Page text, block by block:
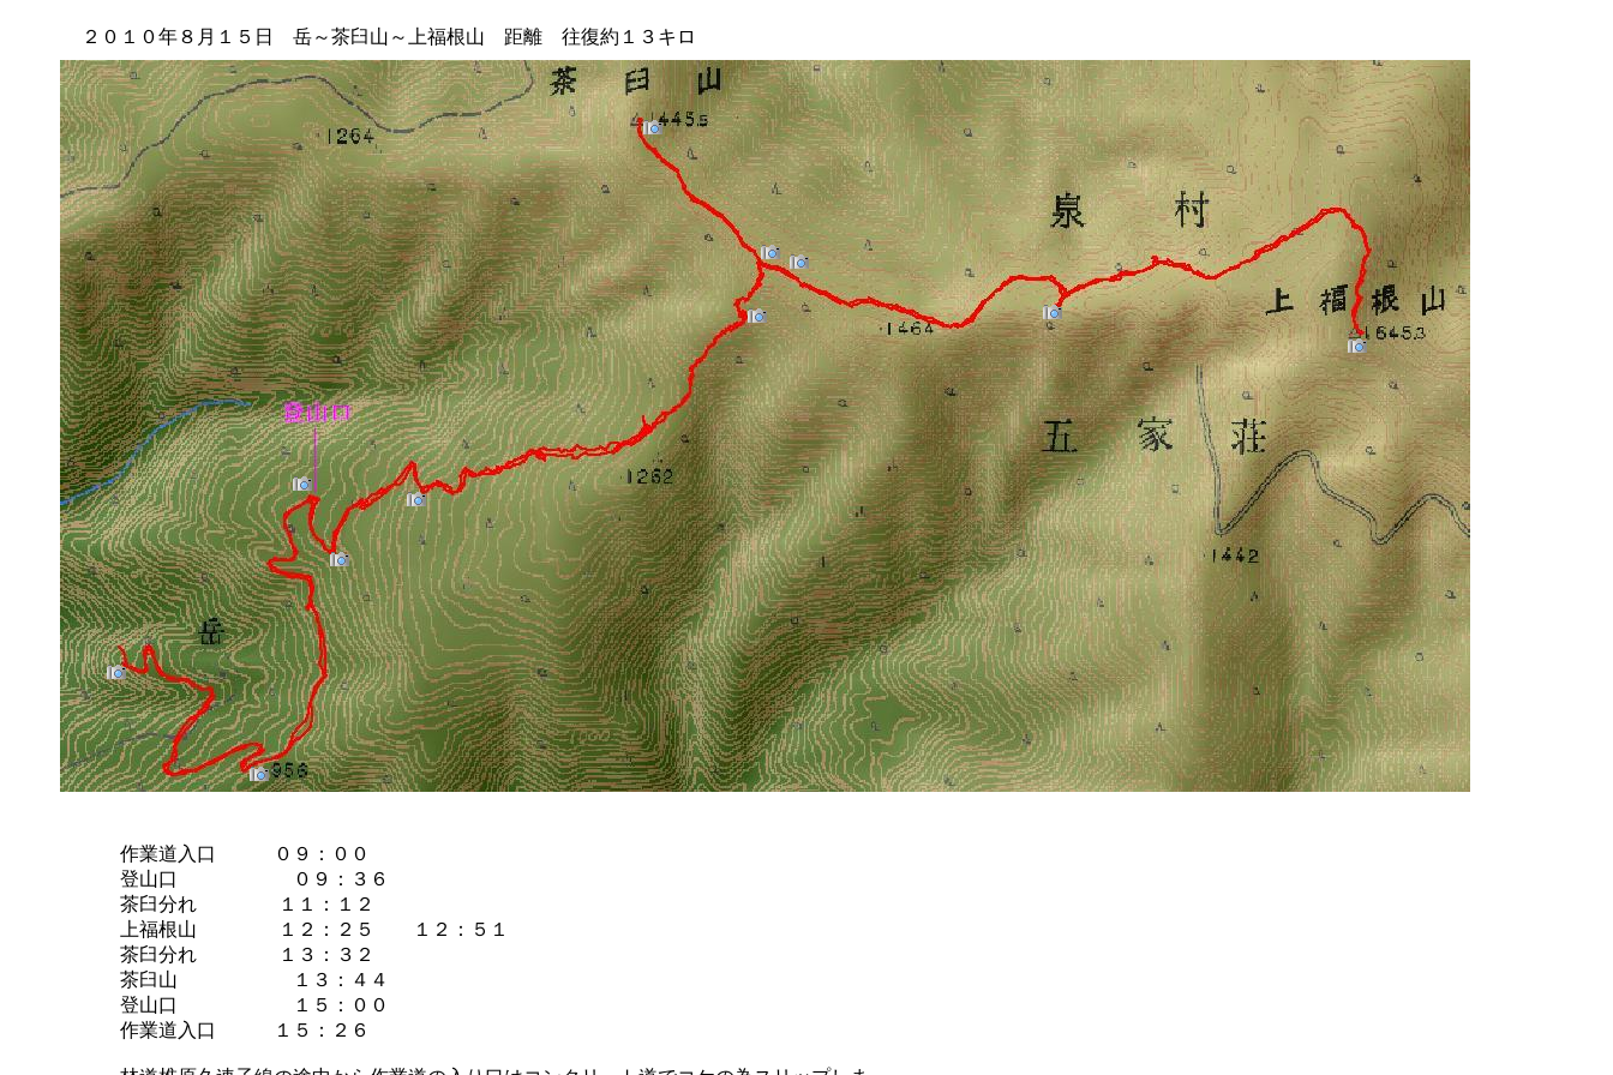
２０１０年８月１５日 岳～茶臼山～上福根山 距離 往復約１３キロ
作業道入口 ０９：００
登山口 ０９：３６
茶臼分れ １１：１２
上福根山 １２：２５ １２：５１
茶臼分れ １３：３２
茶臼山 １３：４４
登山口 １５：００
作業道入口 １５：２６